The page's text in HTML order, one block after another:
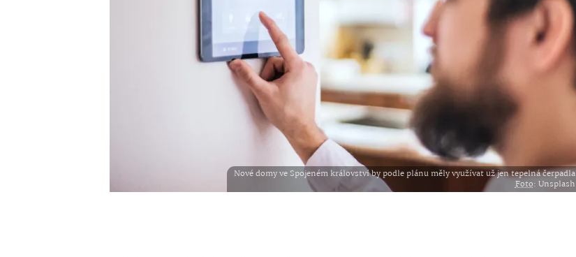
Nové domy ve Spojeném království by podle plánu měly využívat už jen tepelná čerpadla
Foto: Unsplash